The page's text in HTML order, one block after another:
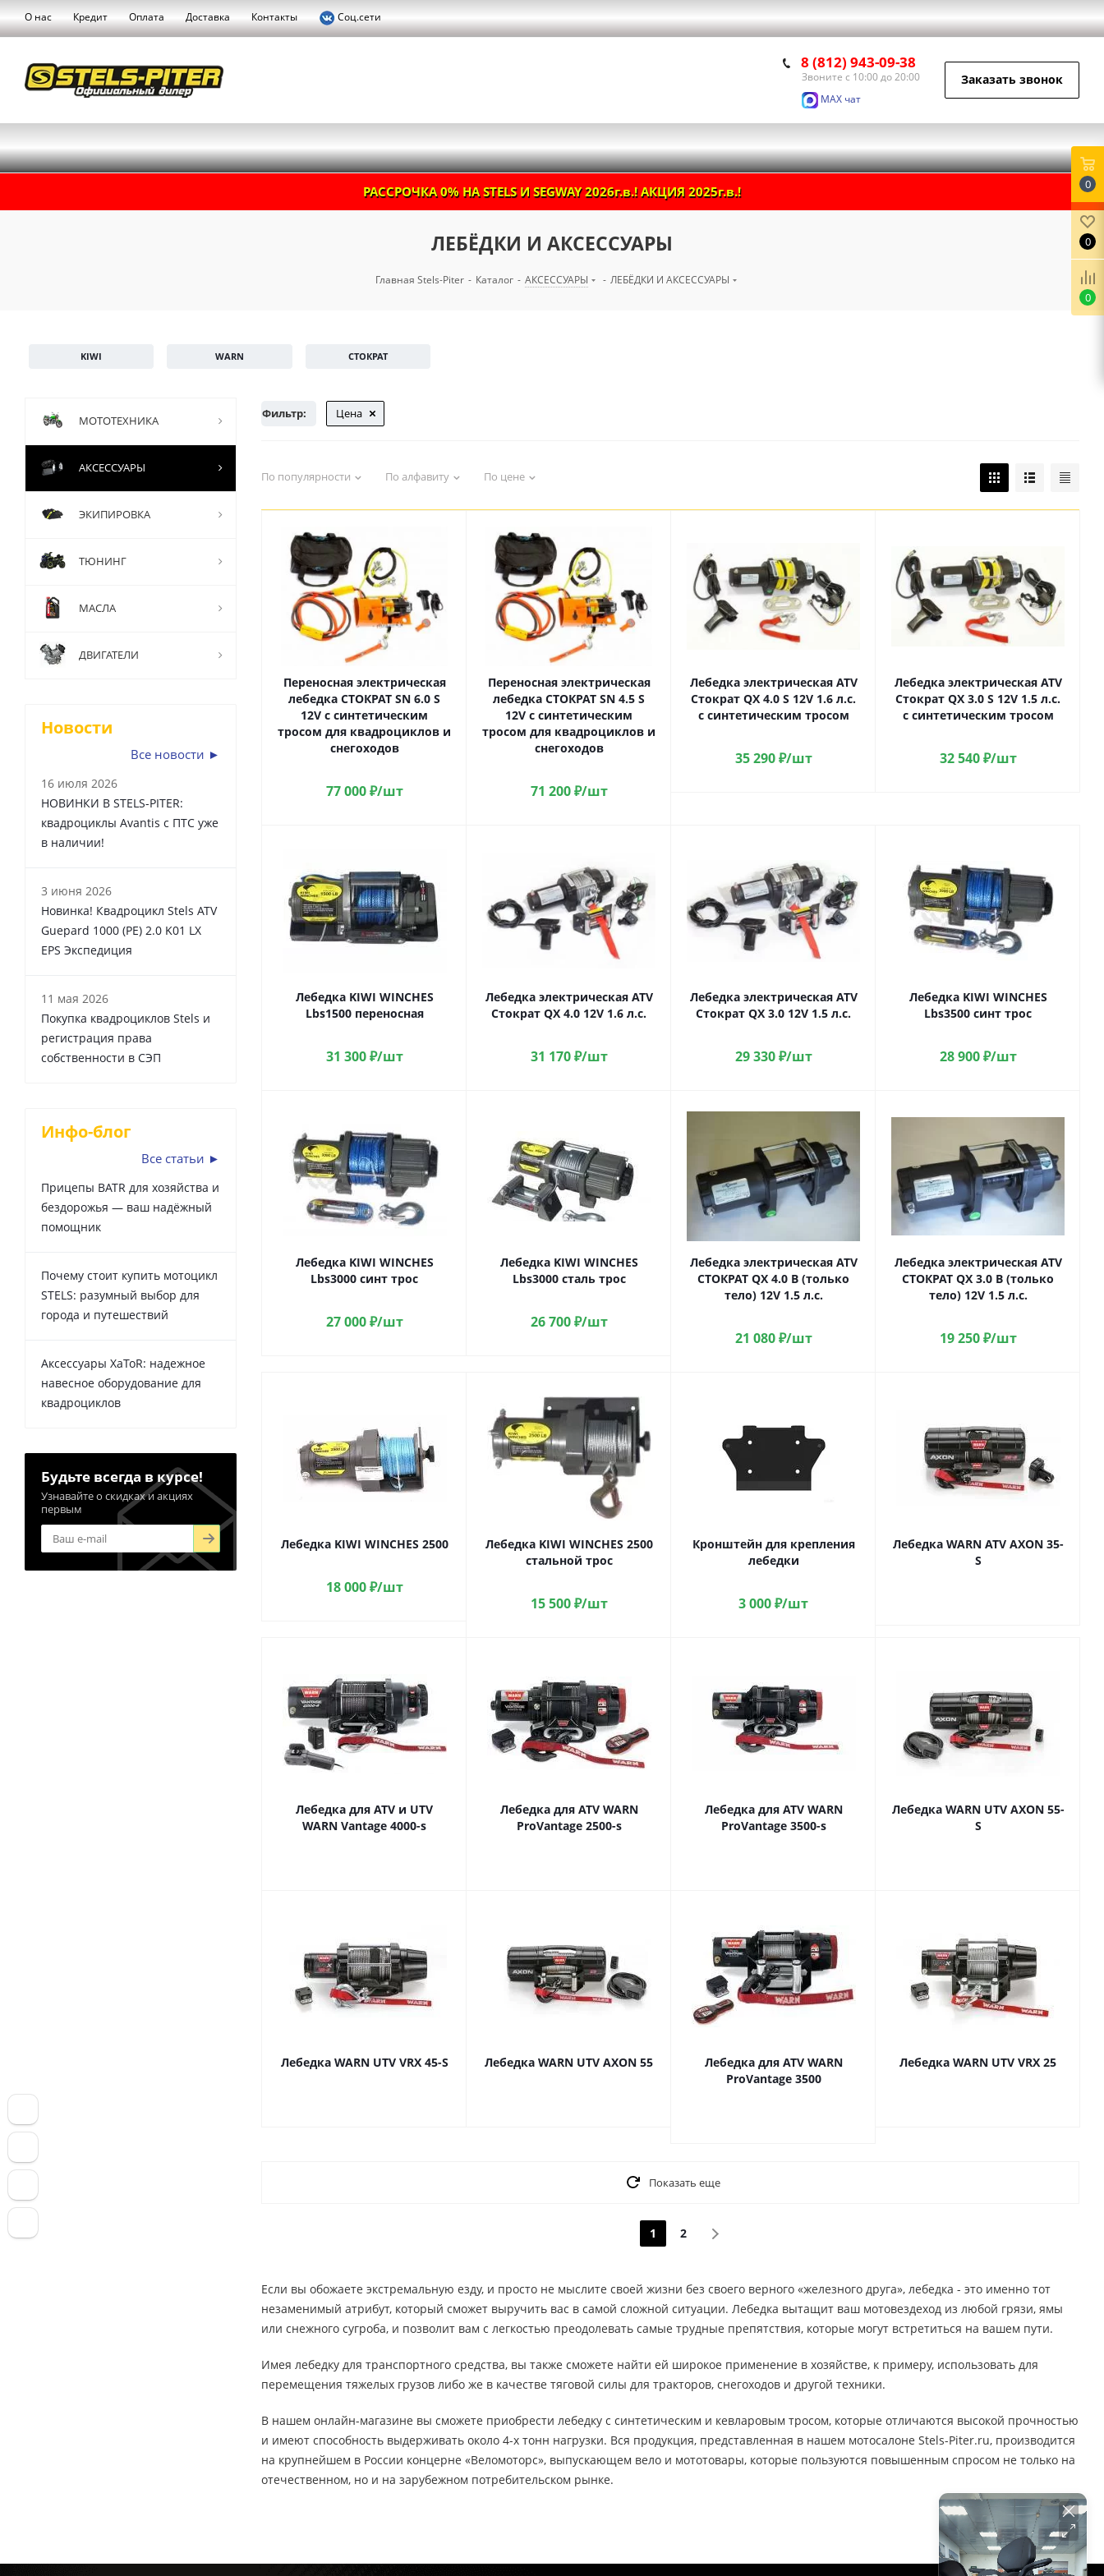
О нас Кредит Оплата Доставка Контакты Соц.сети
8 (812) 943-09-38
Звоните с 10:00 до 20:00
MAX чат
Заказать звонок
РАССРОЧКА 0% НА STELS И SEGWAY 2026г.в.! АКЦИЯ 2025г.в.!
ЛЕБЁДКИ И АКСЕССУАРЫ
Главная Stels-Piter - Каталог - АКСЕССУАРЫ - ЛЕБЁДКИ И АКСЕССУАРЫ
KIWI WARN СТОКРАТ
Фильтр: Цена
По популярности По алфавиту По цене
Переносная электрическая
лебедка СТОКРАТ SN 6.0 S
12V с синтетическим
тросом для квадроциклов и
снегоходов
77 000₽/шт
Переносная электрическая
лебедка СТОКРАТ SN 4.5 S
12V с синтетическим
тросом для квадроциклов и
снегоходов
71 200₽/шт
Лебедка электрическая ATV
Стократ QX 4.0 S 12V 1.6 л.с.
с синтетическим тросом
35 290₽/шт
Лебедка электрическая ATV
Стократ QX 3.0 S 12V 1.5 л.с.
с синтетическим тросом
32 540₽/шт
Лебедка KIWI WINCHES
Lbs1500 переносная
31 300₽/шт
Лебедка электрическая ATV
Стократ QX 4.0 12V 1.6 л.с.
31 170₽/шт
Лебедка электрическая ATV
Стократ QX 3.0 12V 1.5 л.с.
29 330₽/шт
Лебедка KIWI WINCHES
Lbs3500 синт трос
28 900₽/шт
Лебедка KIWI WINCHES
Lbs3000 синт трос
27 000₽/шт
Лебедка KIWI WINCHES
Lbs3000 сталь трос
26 700₽/шт
Лебедка электрическая ATV
СТОКРАТ QX 4.0 B (только
тело) 12V 1.5 л.с.
21 080₽/шт
Лебедка электрическая ATV
СТОКРАТ QX 3.0 B (только
тело) 12V 1.5 л.с.
19 250₽/шт
Лебедка KIWI WINCHES 2500
18 000₽/шт
Лебедка KIWI WINCHES 2500
стальной трос
15 500₽/шт
Кронштейн для крепления
лебедки
3 000₽/шт
Лебедка WARN ATV AXON 35-
S
Лебедка для ATV и UTV
WARN Vantage 4000-s
Лебедка для ATV WARN
ProVantage 2500-s
Лебедка для ATV WARN
ProVantage 3500-s
Лебедка WARN UTV AXON 55-
S
Лебедка WARN UTV VRX 45-S Лебедка WARN UTV AXON 55
Лебедка для ATV WARN
ProVantage 3500
Лебедка WARN UTV VRX 25
Показать еще
1 2
Если вы обожаете экстремальную езду, и просто не мыслите своей жизни без своего верного «железного друга», лебедка - это именно тот
незаменимый атрибут, который сможет выручить вас в самой сложной ситуации. Лебедка вытащит ваш мотовездеход из любой грязи, ямы
или снежного сугроба, и позволит вам с легкостью преодолевать самые трудные препятствия, которые могут встретиться на вашем пути.
Имея лебедку для транспортного средства, вы также сможете найти ей широкое применение в хозяйстве, к примеру, использовать для
перемещения тяжелых грузов либо же в качестве тяговой силы для тракторов, снегоходов и другой техники.
В нашем онлайн-магазине вы сможете приобрести лебедку с синтетическим и кевларовым тросом, которые отличаются высокой прочностью
и имеют способность выдерживать около 4-х тонн нагрузки. Вся продукция, представленная в нашем мотосалоне Stels-Piter.ru, производится
на крупнейшем в России концерне «Веломоторс», выпускающем вело и мототовары, которые пользуются повышенным спросом не только на
отечественном, но и на зарубежном потребительском рынке.
МОТОТЕХНИКА
АКСЕССУАРЫ
ЭКИПИРОВКА
ТЮНИНГ
МАСЛА
ДВИГАТЕЛИ
Новости
Все новости ►
16 июля 2026
НОВИНКИ В STELS-PITER:
квадроциклы Avantis с ПТС уже
в наличии!
3 июня 2026
Новинка! Квадроцикл Stels ATV
Guepard 1000 (PE) 2.0 K01 LX
EPS Экспедиция
11 мая 2026
Покупка квадроциклов Stels и
регистрация права
собственности в СЭП
Инфо-блог
Все статьи ►
Прицепы BATR для хозяйства и
бездорожья — ваш надёжный
помощник
Почему стоит купить мотоцикл
STELS: разумный выбор для
города и путешествий
Аксессуары XaToR: надежное
навесное оборудование для
квадроциклов
Будьте всегда в курсе!
Узнавайте о скидках и акциях
первым
0
0
0